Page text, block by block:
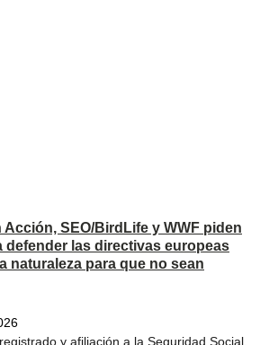
Acción, SEO/BirdLife y WWF piden
defender las directivas europeas
naturaleza para que no sean